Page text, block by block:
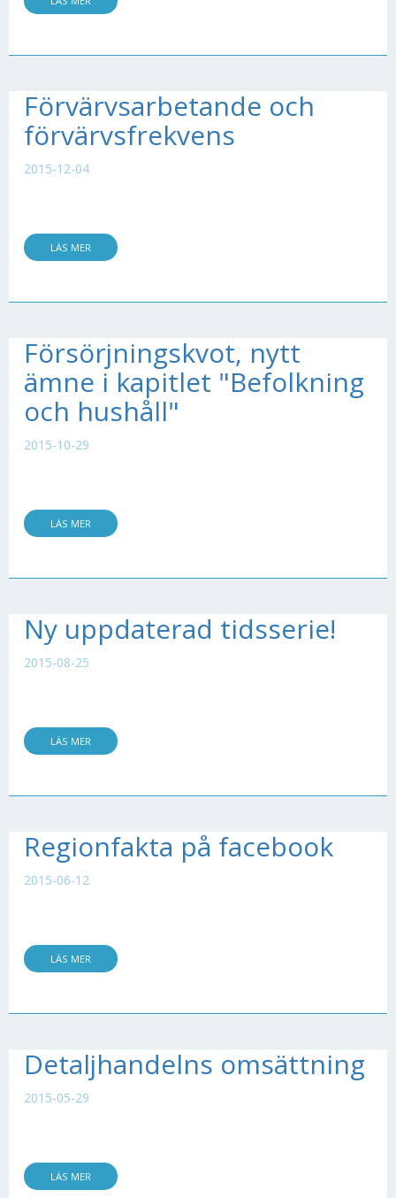
Förvärvsarbetande och
förvärvsfrekvens
2015-12-04
LÄS MER
Försörjningskvot, nytt
ämne i kapitlet "Befolkning
och hushåll"
2015-10-29
LÄS MER
Ny uppdaterad tidsserie!
2015-08-25
LÄS MER
Regionfakta på facebook
2015-06-12
LÄS MER
Detaljhandelns omsättning
2015-05-29
LÄS MER